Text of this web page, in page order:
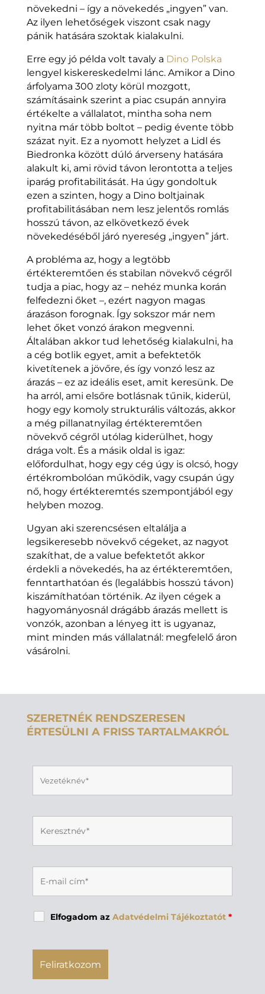
növekedni – így a növekedés „ingyen” van.
Az ilyen lehetőségek viszont csak nagy
pánik hatására szoktak kialakulni.
Erre egy jó példa volt tavaly a Dino Polska
lengyel kiskereskedelmi lánc. Amikor a Dino
árfolyama 300 zloty körül mozgott,
számításaink szerint a piac csupán annyira
értékelte a vállalatot, mintha soha nem
nyitna már több boltot – pedig évente több
százat nyit. Ez a nyomott helyzet a Lidl és
Biedronka között dúló árverseny hatására
alakult ki, ami rövid távon lerontotta a teljes
iparág profitabilitását. Ha úgy gondoltuk
ezen a szinten, hogy a Dino boltjainak
profitabilitásában nem lesz jelentős romlás
hosszú távon, az elkövetkező évek
növekedéséből járó nyereség „ingyen” járt.
A probléma az, hogy a legtöbb
értékteremtően és stabilan növekvő cégről
tudja a piac, hogy az – nehéz munka korán
felfedezni őket –, ezért nagyon magas
árazáson forognak. Így sokszor már nem
lehet őket vonzó árakon megvenni.
Általában akkor tud lehetőség kialakulni, ha
a cég botlik egyet, amit a befektetők
kivetítenek a jövőre, és így vonzó lesz az
árazás – ez az ideális eset, amit keresünk. De
ha arról, ami elsőre botlásnak tűnik, kiderül,
hogy egy komoly strukturális változás, akkor
a még pillanatnyilag értékteremtően
növekvő cégről utólag kiderülhet, hogy
drága volt. És a másik oldal is igaz:
előfordulhat, hogy egy cég úgy is olcsó, hogy
értékrombolóan működik, vagy csupán úgy
nő, hogy értékteremtés szempontjából egy
helyben mozog.
Ugyan aki szerencsésen eltalálja a
legsikeresebb növekvő cégeket, az nagyot
szakíthat, de a value befektetőt akkor
érdekli a növekedés, ha az értékteremtően,
fenntarthatóan és (legalábbis hosszú távon)
kiszámíthatóan történik. Az ilyen cégek a
hagyományosnál drágább árazás mellett is
vonzók, azonban a lényeg itt is ugyanaz,
mint minden más vállalatnál: megfelelő áron
vásárolni.
SZERETNÉK RENDSZERESEN
ÉRTESÜLNI A FRISS TARTALMAKRÓL
Elfogadom az Adatvédelmi Tájékoztatót *